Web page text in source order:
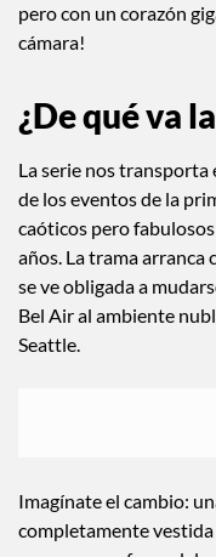
pero con un corazón
cámara!
¿De qué va
La serie nos transporta
de los eventos de la
caóticos pero
años. La trama arranca
se ve obligada a
Bel Air al ambiente
Seattle.
Imagínate el cambio:
completamente vestida